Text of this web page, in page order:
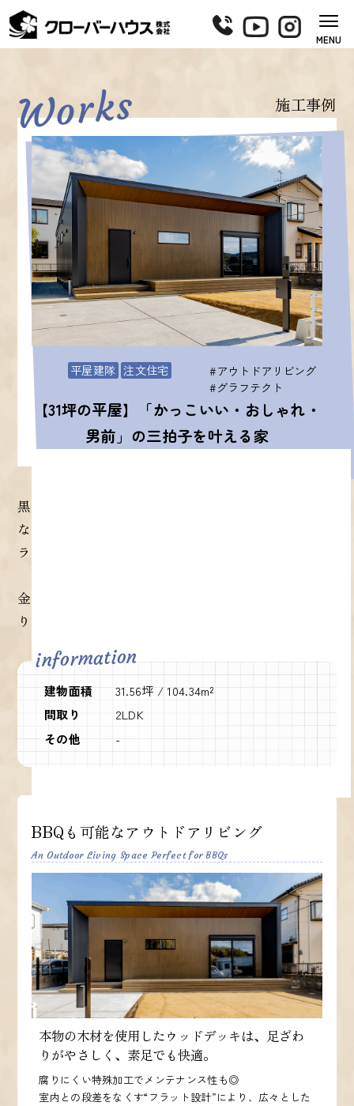
MENU
施工事例
平屋建隊 注文住宅
#アウトドアリビング
#グラフテクト
【31坪の平屋】「かっこいい・おしゃれ・
男前」の三拍子を叶える家
黒×木×グレーの絶妙なトーンでまとめた、無駄の
ないファサード。玄関庇を省き、軒天〜外壁まで縦
ラインを揃えることで、スタイリッシュな印象に。
金ゴテ仕上げのツルツルとしたコンクリートが、よ
り一層すっきりとした佇まいを引き立てています。
information
建物面積
31.56坪 / 104.34m²
間取り
2LDK
その他
-
BBQも可能なアウトドアリビング
An Outdoor Living Space Perfect for BBQs
本物の木材を使用したウッドデッキは、足ざわ
りがやさしく、素足でも快適。
腐りにくい特殊加工でメンテナンス性も◎
室内との段差をなくす“フラット設計”により、広々とした